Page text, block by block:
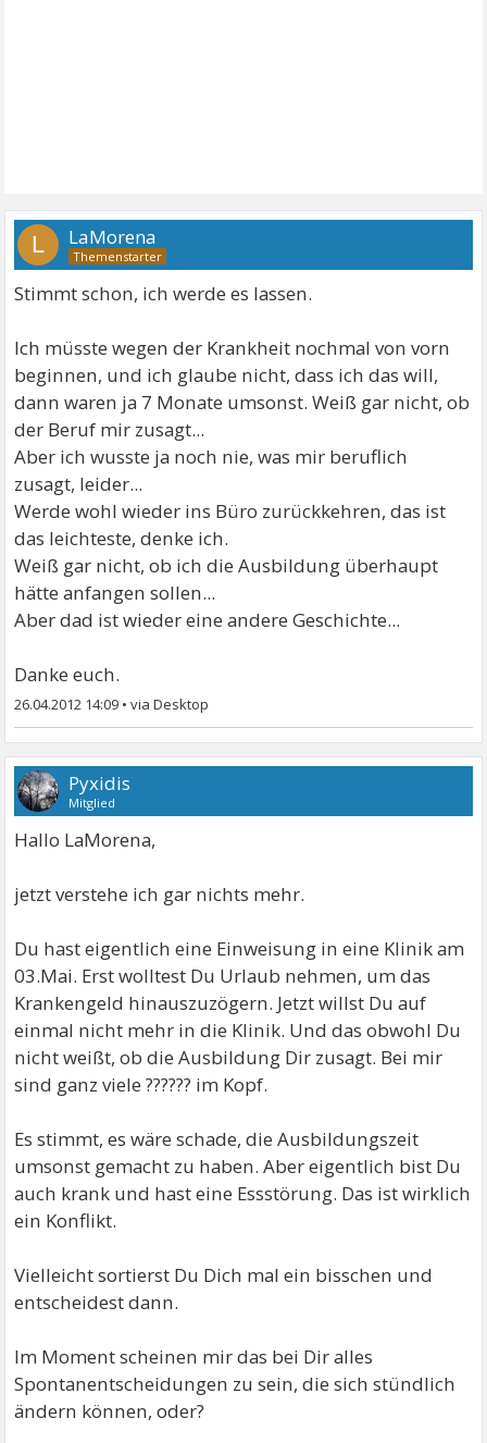
L LaMorena
Stimmt schon, ich werde es lassen.
Ich müsste wegen der Krankheit nochmal von vorn
beginnen, und ich glaube nicht, dass ich das will,
dann waren ja 7 Monate umsonst. Weiß gar nicht, ob
der Beruf mir zusagt...
Aber ich wusste ja noch nie, was mir beruflich
zusagt, leider...
Werde wohl wieder ins Büro zurückkehren, das ist
das leichteste, denke ich.
Weiß gar nicht, ob ich die Ausbildung überhaupt
hätte anfangen sollen...
Aber dad ist wieder eine andere Geschichte...
Danke euch.
26.04.2012 14:09 •
Pyxidis
Mitglied
Hallo LaMorena,
jetzt verstehe ich gar nichts mehr.
Du hast eigentlich eine Einweisung in eine Klinik am
03.Mai. Erst wolltest Du Urlaub nehmen, um das
Krankengeld hinauszuzögern. Jetzt willst Du auf
einmal nicht mehr in die Klinik. Und das obwohl Du
nicht weißt, ob die Ausbildung Dir zusagt. Bei mir
sind ganz viele ?????? im Kopf.
Es stimmt, es wäre schade, die Ausbildungszeit
umsonst gemacht zu haben. Aber eigentlich bist Du
auch krank und hast eine Essstörung. Das ist wirklich
ein Konflikt.
Vielleicht sortierst Du Dich mal ein bisschen und
entscheidest dann.
Im Moment scheinen mir das bei Dir alles
Spontanentscheidungen zu sein, die sich stündlich
ändern können, oder?